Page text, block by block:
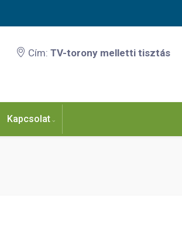
Cím: TV-torony melletti tisztás
Kapcsolat